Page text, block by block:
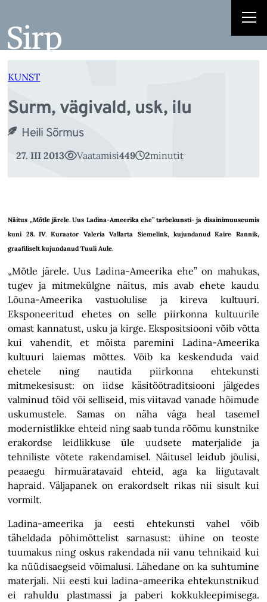
juurde
KUNST
Surm, vägivald, usk, ilu
Heili Sõrmus
27. III 2013 Vaatamisi449 2minutit
Näitus „Mõtle järele. Uus Ladina-Ameerika ehe” tarbekunsti- ja disainimuuseumis
kuni 28. IV. Kuraator Valeria Vallarta Siemelink, kujundanud Kaire Rannik,
graafiliselt kujundanud Tuuli Aule.
„Mõtle järele. Uus Ladina-Ameerika ehe” on mahukas,
tugev ja mitmekülgne näitus, mis avab ehete kaudu
Lõuna-Ameerika vastuolulise ja kireva kultuuri.
Eksponeeritud ehetes on selle piirkonna kultuurile
omast kannatust, usku ja kirge. Ekspositsiooni võib võtta
kui vahendit, et mõista paremini Ladina-Ameerika
kultuuri laiemas mõttes. Võib ka keskenduda vaid
ehetele ning nautida piirkonna ehtekunsti
mitmekesisust: on iidse käsitöötraditsiooni jälgedes
valminud töid või selliseid, mis viitavad vanade hõimude
uskumustele. Samas on näha väga heal tasemel
modernistlikke ehteid ning saab tunda rõõmu kunstnike
erakordse leidlikkuse üle uudsete materjalide ja
tehniliste võtete rakendamisel. Näitusel leidub jõulisi,
peaaegu hirmuäratavaid ehteid, aga ka liigutavalt
hapraid. Väljapanek on erakordselt rikas nii sisult kui
vormilt.
Ladina-ameerika ja eesti ehtekunsti vahel võib
täheldada põhimõttelist sarnasust: ühine on teoste
tuumakus ning oskus rakendada nii vanu tehnikaid kui
ka nüüdisaegseid võimalusi. Lähedane on ka suhtumine
materjali. Nii eesti kui ladina-ameerika ehtekunstnikud
ei rahuldu plastmassi ja paberi kokkukleepimisega.